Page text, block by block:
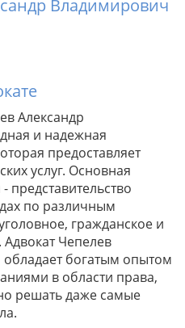
Владимирович
Александр
и надежная
предоставляет
услуг. Основная
представительство
по различным
гражданское и
Чепелев
богатым опытом
в области права,
решать даже самые